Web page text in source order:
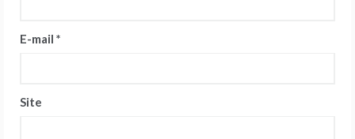
E-mail *
Site